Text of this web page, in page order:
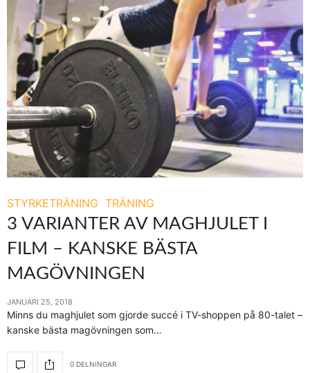
STYRKETRÄNING TRÄNING
3 VARIANTER AV MAGHJULET I
FILM – KANSKE BÄSTA
MAGÖVNINGEN
JANUARI 25, 2018
Minns du maghjulet som gjorde succé i TV-shoppen på 80-talet –
kanske bästa magövningen som…
0 DELNINGAR